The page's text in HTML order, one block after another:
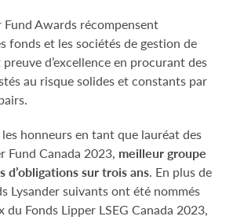
Fund Awards récompensent
fonds et les sociétés de gestion de
d’excellence en procurant des
au risque solides et constants par
honneurs en tant que lauréat des
Fund Canada 2023, meilleur groupe
d’obligations sur trois ans. En plus de
Lysander suivants ont été nommés
du Fonds Lipper LSEG Canada 2023,